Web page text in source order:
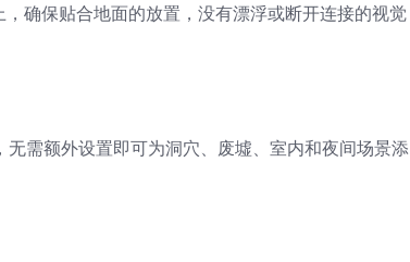
确保贴合地面的放置，没有漂浮或断开连接的视觉
需额外设置即可为洞穴、废墟、室内和夜间场景添